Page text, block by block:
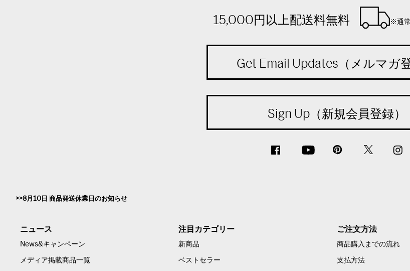
15,000円以上配送料無料 ※通
Get Email Updates（メルマガ登
Sign Up（新規会員登録）
8月10日 商品発送休業日のお知らせ
ニュース
News&キャンペーン
メディア掲載商品一覧
注目カテゴリー
新商品
ベストセラー
ご注文方法
商品購入までの流れ
支払方法